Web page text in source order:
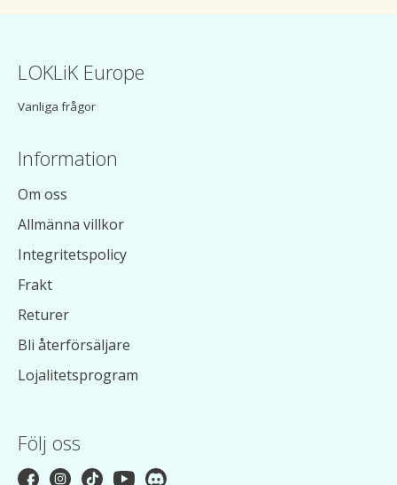
LOKLiK Europe
Vanliga frågor
Information
Om oss
Allmänna villkor
Integritetspolicy
Frakt
Returer
Bli återförsäljare
Lojalitetsprogram
Följ oss